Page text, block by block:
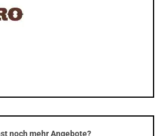
noch mehr Angebote?